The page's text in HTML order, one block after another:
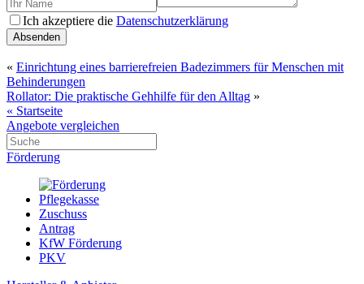
Ich akzeptiere die Datenschutzerklärung
Absenden
« Einrichtung eines barrierefreien Badezimmers für Menschen mit
Behinderungen
Rollator: Die praktische Gehhilfe für den Alltag »
« Startseite
Angebote vergleichen
Förderung
Pflegekasse
Zuschuss
Antrag
KfW Förderung
PKV